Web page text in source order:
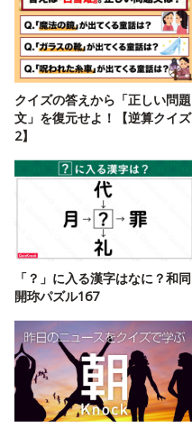
クイズの答えから「正しい問題
文」を復元せよ！【逆算クイズ
2】
「？」に入る漢字はなに？和同
開珎パズル167